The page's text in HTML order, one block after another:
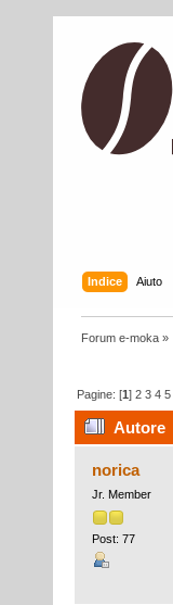
Indice Aiuto
Forum e-moka »
Pagine: [1]2 3 4 5
Autore
norica
Jr. Member
Post: 77